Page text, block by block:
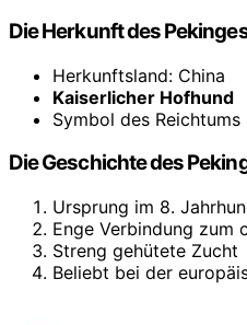
Die Herkunft des
Herkunftsland: China
Kaiserlicher Hofhund
Symbol des
Die Geschichte des
Ursprung im 8.
Enge Verbindung zum
Streng gehütete Zucht
Beliebt bei der